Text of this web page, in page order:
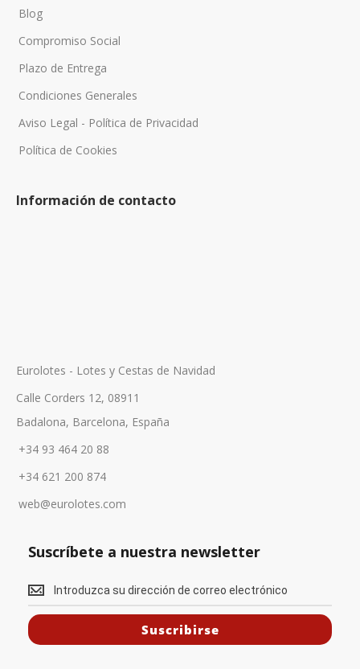
Blog
Compromiso Social
Plazo de Entrega
Condiciones Generales
Aviso Legal - Política de Privacidad
Política de Cookies
Información de contacto
Eurolotes - Lotes y Cestas de Navidad
Calle Corders 12, 08911
Badalona, Barcelona, España
+34 93 464 20 88
+34 621 200 874
web@eurolotes.com
Suscríbete a nuestra newsletter
S
s
Suscribirse